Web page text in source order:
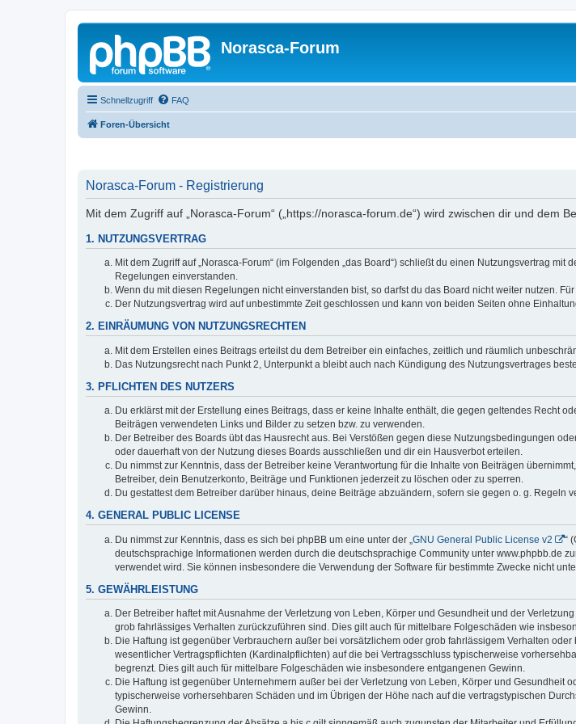
Norasca-Forum
Schnellzugriff FAQ
Foren-Übersicht
Norasca-Forum - Registrierung
Mit dem Zugriff auf „Norasca-Forum“ („https://norasca-forum.de“) wird zwischen dir und dem
1. NUTZUNGSVERTRAG
Mit dem Zugriff auf „Norasca-Forum“ (im Folgenden „das Board“) schließt du einen Nutzungsvertrag
Regelungen einverstanden.
Wenn du mit diesen Regelungen nicht einverstanden bist, so darfst du das Board nicht weiter nutzen.
Der Nutzungsvertrag wird auf unbestimmte Zeit geschlossen und kann von beiden Seiten ohne
2. EINRÄUMUNG VON NUTZUNGSRECHTEN
Mit dem Erstellen eines Beitrags erteilst du dem Betreiber ein einfaches, zeitlich und räumlich
Das Nutzungsrecht nach Punkt 2, Unterpunkt a bleibt auch nach Kündigung des Nutzungsvertrages
3. PFLICHTEN DES NUTZERS
Du erklärst mit der Erstellung eines Beitrags, dass er keine Inhalte enthält, die gegen geltendes Recht
Beiträgen verwendeten Links und Bilder zu setzen bzw. zu verwenden.
Der Betreiber des Boards übt das Hausrecht aus. Bei Verstößen gegen diese Nutzungsbedingungen
oder dauerhaft von der Nutzung dieses Boards ausschließen und dir ein Hausverbot erteilen.
Du nimmst zur Kenntnis, dass der Betreiber keine Verantwortung für die Inhalte von Beiträgen
Betreiber, dein Benutzerkonto, Beiträge und Funktionen jederzeit zu löschen oder zu sperren.
Du gestattest dem Betreiber darüber hinaus, deine Beiträge abzuändern, sofern sie gegen o. g.
4. GENERAL PUBLIC LICENSE
Du nimmst zur Kenntnis, dass es sich bei phpBB um eine unter der „ GNU General Public License v2
“
deutschsprachige Informationen werden durch die deutschsprachige Community unter www.phpbb.de
verwendet wird. Sie können insbesondere die Verwendung der Software für bestimmte Zwecke nicht
5. GEWÄHRLEISTUNG
Der Betreiber haftet mit Ausnahme der Verletzung von Leben, Körper und Gesundheit und der
grob fahrlässiges Verhalten zurückzuführen sind. Dies gilt auch für mittelbare Folgeschäden wie
Die Haftung ist gegenüber Verbrauchern außer bei vorsätzlichem oder grob fahrlässigem Verhalten
wesentlicher Vertragspflichten (Kardinalpflichten) auf die bei Vertragsschluss typischerweise
begrenzt. Dies gilt auch für mittelbare Folgeschäden wie insbesondere entgangenen Gewinn.
Die Haftung ist gegenüber Unternehmern außer bei der Verletzung von Leben, Körper und
typischerweise vorhersehbaren Schäden und im Übrigen der Höhe nach auf die vertragstypischen
Gewinn.